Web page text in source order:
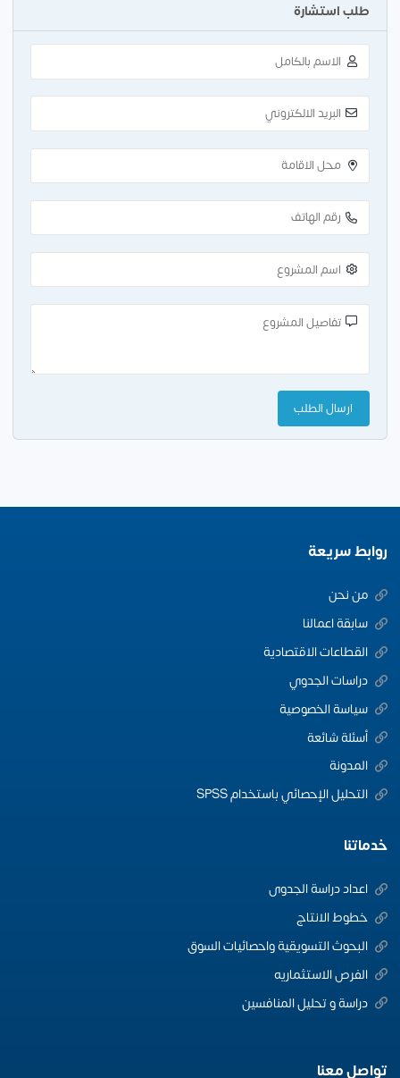
طلب استشارة
روابط سريعة
من نحن
سابقة اعمالنا
القطاعات الاقتصادية
دراسات الجدوي
سياسة الخصوصية
أسئلة شائعة
المدونة
التحليل الإحصائي باستخدام SPSS
خدماتنا
اعداد دراسة الجدوى
خطوط الانتاج
البحوث التسويقية واحصائيات السوق
الفرص الاستثماريه
دراسة و تحليل المنافسين
تواصل معنا